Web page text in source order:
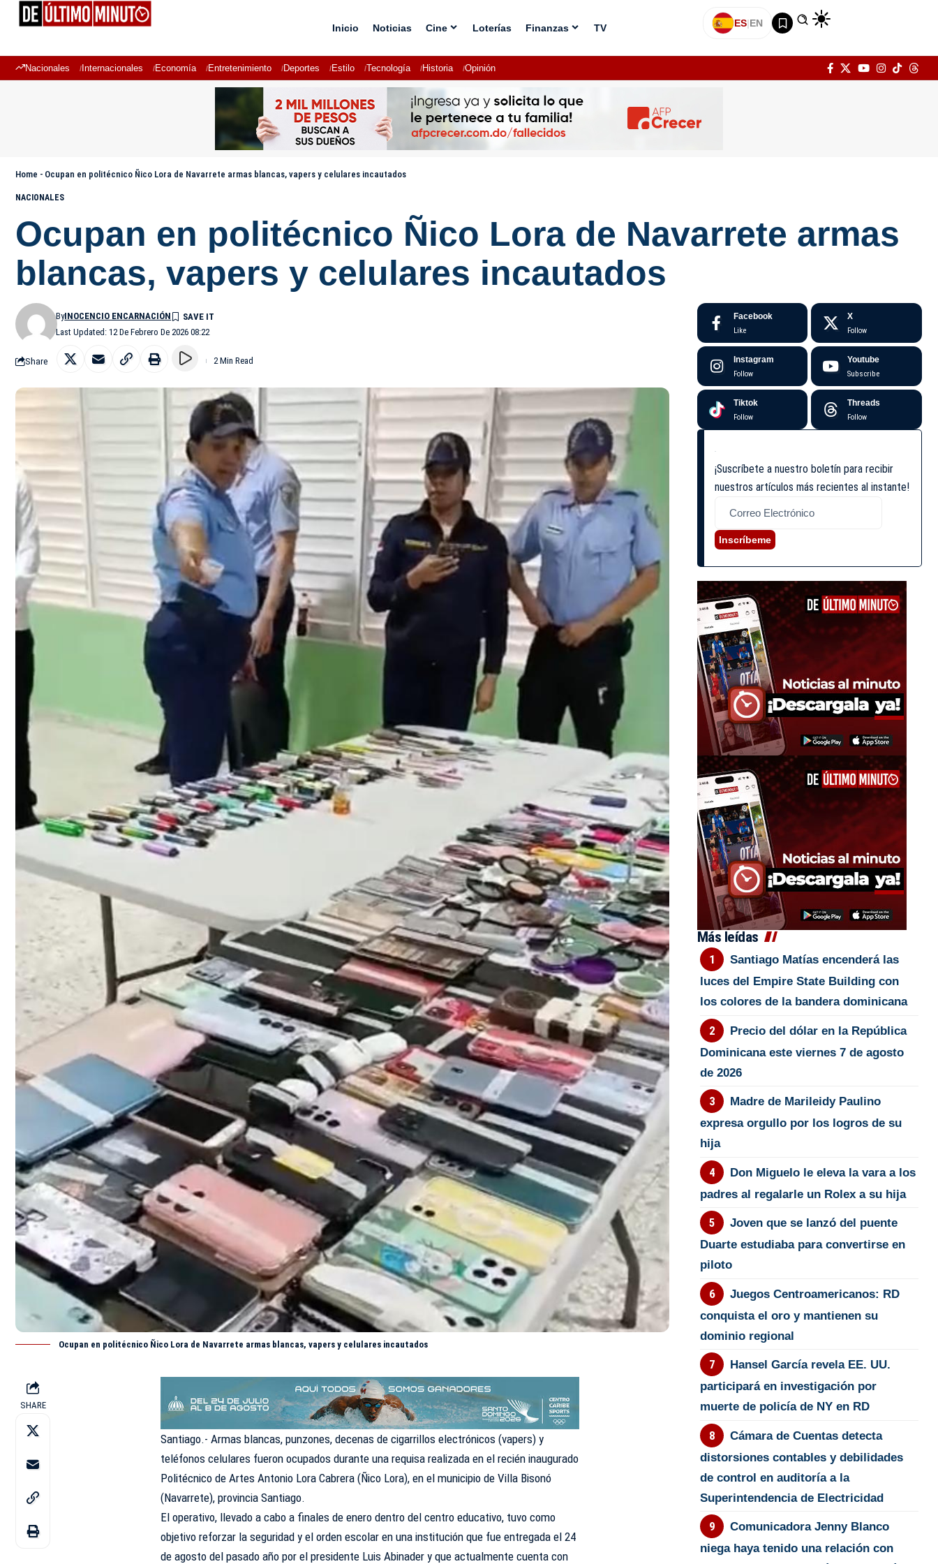
Inicio Noticias Cine Loterías Finanzas TV ES|EN
Nacionales Internacionales Economía Entretenimiento Deportes Estilo Tecnología Historia Opinión
Home - Ocupan en politécnico Ñico Lora de Navarrete armas blancas, vapers y celulares incautados
NACIONALES
Ocupan en politécnico Ñico Lora de Navarrete armas
blancas, vapers y celulares incautados
Last Updated: 12 De Febrero De 2026 08:22
ByINOCENCIO ENCARNACIÓN
Share 2 Min Read
Ocupan en politécnico Ñico Lora de Navarrete armas blancas, vapers y celulares incautados
SHARE
Santiago.- Armas blancas, punzones, decenas de cigarrillos electrónicos (vapers) y
teléfonos celulares fueron ocupados durante una requisa realizada en el recién inaugurado
Politécnico de Artes Antonio Lora Cabrera (Ñico Lora), en el municipio de Villa Bisonó
(Navarrete), provincia Santiago.
El operativo, llevado a cabo a finales de enero dentro del centro educativo, tuvo como
objetivo reforzar la seguridad y el orden escolar en una institución que fue entregada el 24
de agosto del pasado año por el presidente Luis Abinader y que actualmente cuenta con
Facebook
Like
X
Follow
Instagram
Follow
Youtube
Subscribe
Tiktok
Follow
Threads
Follow
¡Suscríbete a nuestro boletín para recibir
nuestros artículos más recientes al instante!
Inscríbeme
Más leídas
Santiago Matías encenderá las
luces del Empire State Building con
los colores de la bandera dominicana
Precio del dólar en la República
Dominicana este viernes 7 de agosto
de 2026
Madre de Marileidy Paulino
expresa orgullo por los logros de su
hija
Don Miguelo le eleva la vara a los
padres al regalarle un Rolex a su hija
Joven que se lanzó del puente
Duarte estudiaba para convertirse en
piloto
Juegos Centroamericanos: RD
conquista el oro y mantienen su
dominio regional
Hansel García revela EE. UU.
participará en investigación por
muerte de policía de NY en RD
Cámara de Cuentas detecta
distorsiones contables y debilidades
de control en auditoría a la
Superintendencia de Electricidad
Comunicadora Jenny Blanco
niega haya tenido una relación con